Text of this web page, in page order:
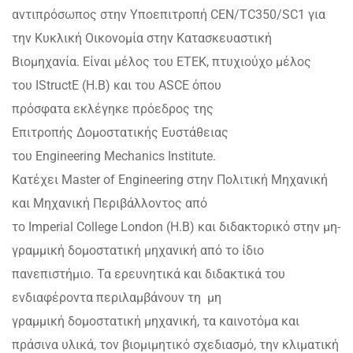
αντιπρόσωπος στην Υποεπιτροπή CEN/TC350/SC1 για
την Κυκλική Οικονομία στην Κατασκευαστική
Βιομηχανία. Είναι μέλος του ΕΤΕΚ, πτυχιούχο μέλος
του IStructE (H.B) και του ASCE όπου
πρόσφατα εκλέγηκε πρόεδρος της
Επιτροπής Δομοστατικής Ευστάθειας
του Engineering Mechanics Institute.
Κατέχει Μaster of Engineering στην Πολιτική Μηχανική
και Μηχανική Περιβάλλοντος από
το Imperial College London (Η.Β) και διδακτορικό στην μη-
γραμμική δομοστατική μηχανική από το ίδιο
πανεπιστήμιο. Τα ερευνητικά και διδακτικά του
ενδιαφέροντα περιλαμβάνουν τη μη
γραμμική δομοστατική μηχανική, τα καινοτόμα και
πράσινα υλικά, τον βιομιμητικό σχεδιασμό, την κλιματική